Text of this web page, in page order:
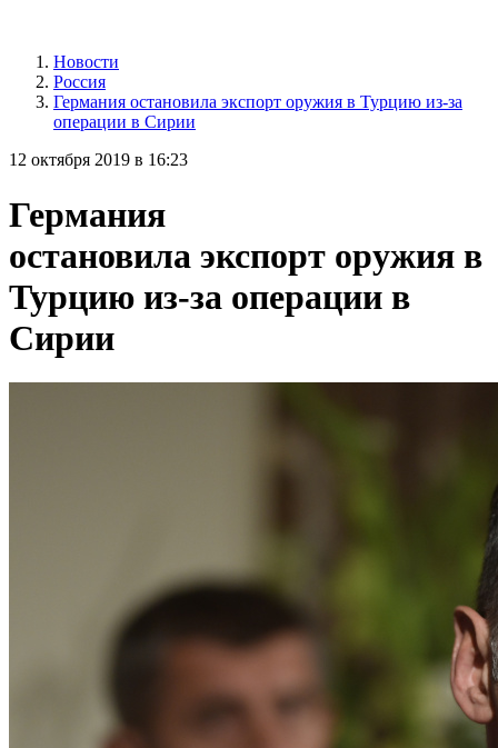
Новости
Россия
Германия остановила экспорт оружия в Турцию из-за
операции в Сирии
12 октября 2019 в 16:23
Германия
остановила экспорт оружия в
Турцию из-за операции в
Сирии